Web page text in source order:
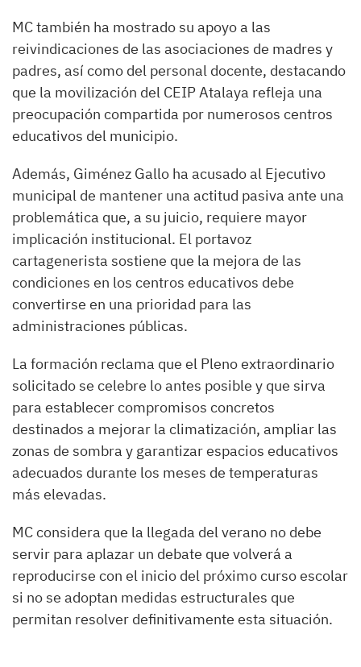
MC también ha mostrado su apoyo a las
reivindicaciones de las asociaciones de madres y
padres, así como del personal docente, destacando
que la movilización del CEIP Atalaya refleja una
preocupación compartida por numerosos centros
educativos del municipio.
Además, Giménez Gallo ha acusado al Ejecutivo
municipal de mantener una actitud pasiva ante una
problemática que, a su juicio, requiere mayor
implicación institucional. El portavoz
cartagenerista sostiene que la mejora de las
condiciones en los centros educativos debe
convertirse en una prioridad para las
administraciones públicas.
La formación reclama que el Pleno extraordinario
solicitado se celebre lo antes posible y que sirva
para establecer compromisos concretos
destinados a mejorar la climatización, ampliar las
zonas de sombra y garantizar espacios educativos
adecuados durante los meses de temperaturas
más elevadas.
MC considera que la llegada del verano no debe
servir para aplazar un debate que volverá a
reproducirse con el inicio del próximo curso escolar
si no se adoptan medidas estructurales que
permitan resolver definitivamente esta situación.